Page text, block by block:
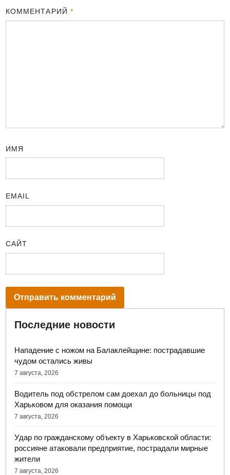
КОММЕНТАРИЙ *
ИМЯ
EMAIL
САЙТ
Последние новости
Нападение с ножом на Балаклейщине: пострадавшие
чудом остались живы
7 августа, 2026
Водитель под обстрелом сам доехал до больницы под
Харьковом для оказания помощи
7 августа, 2026
Удар по гражданскому объекту в Харьковской области:
россияне атаковали предприятие, пострадали мирные
жители
7 августа, 2026